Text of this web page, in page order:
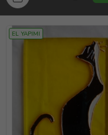
EL YAPIMI